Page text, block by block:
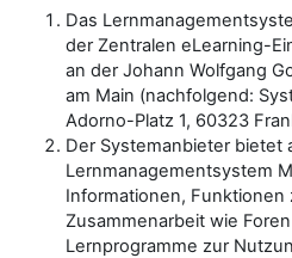
Das
der Zentralen eLearning-
an der Johann Wolfgang
am Main (nachfolgend:
Adorno-Platz 1, 60323
Der Systemanbieter bietet
Lernmanagementsystem
Informationen, Funktionen
Zusammenarbeit wie
Lernprogramme zur